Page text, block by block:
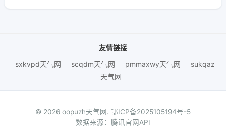
友情链接
sxkvpd天气网
scqdm天气网 pmmaxwy天气网
sukqaz
天气网
© 2026 oopuzh天气网. 鄂ICP备2025105194号-5
数据来源：腾讯官网API